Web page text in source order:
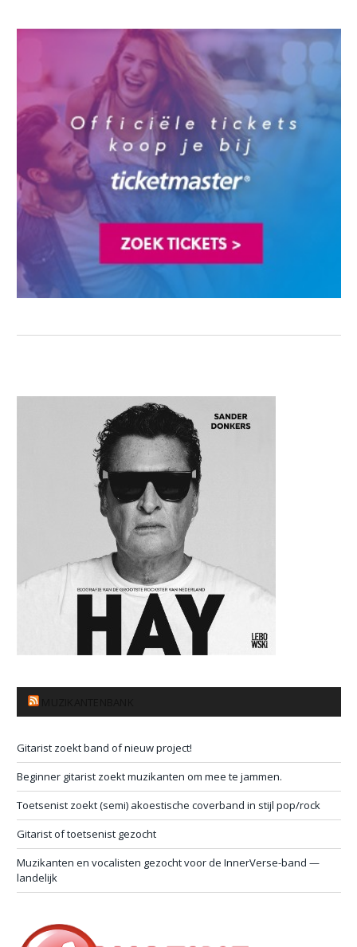
Gitarist zoekt band of nieuw project!
Beginner gitarist zoekt muzikanten om mee te jammen.
Toetsenist zoekt (semi) akoestische coverband in stijl pop/rock
Gitarist of toetsenist gezocht
Muzikanten en vocalisten gezocht voor de InnerVerse-band —
landelijk